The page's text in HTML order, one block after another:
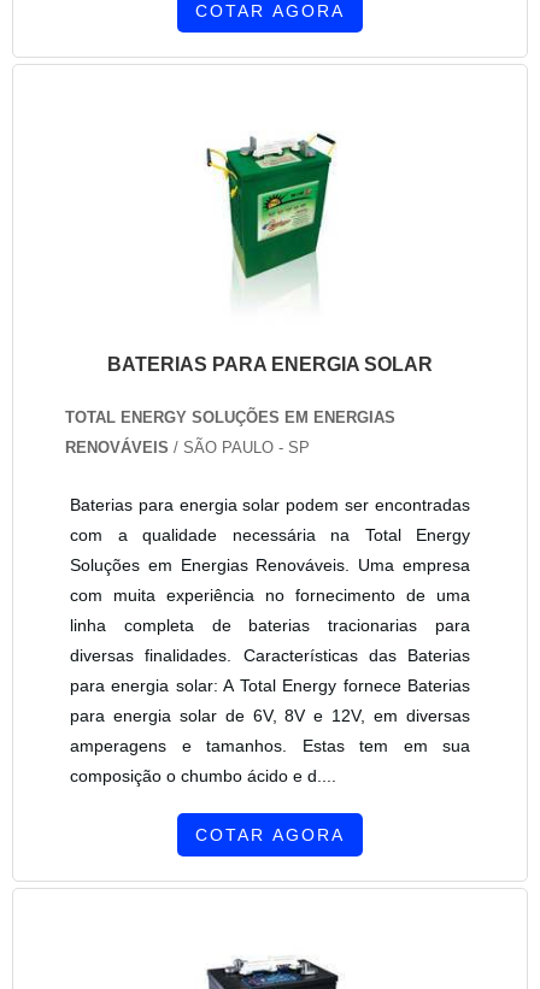
COTAR AGORA
BATERIAS PARA ENERGIA SOLAR
TOTAL ENERGY SOLUÇÕES EM ENERGIAS
RENOVÁVEIS / SÃO PAULO - SP
Baterias para energia solar podem ser encontradas
com a qualidade necessária na Total Energy
Soluções em Energias Renováveis. Uma empresa
com muita experiência no fornecimento de uma
linha completa de baterias tracionarias para
diversas finalidades. Características das Baterias
para energia solar: A Total Energy fornece Baterias
para energia solar de 6V, 8V e 12V, em diversas
amperagens e tamanhos. Estas tem em sua
composição o chumbo ácido e d....
COTAR AGORA